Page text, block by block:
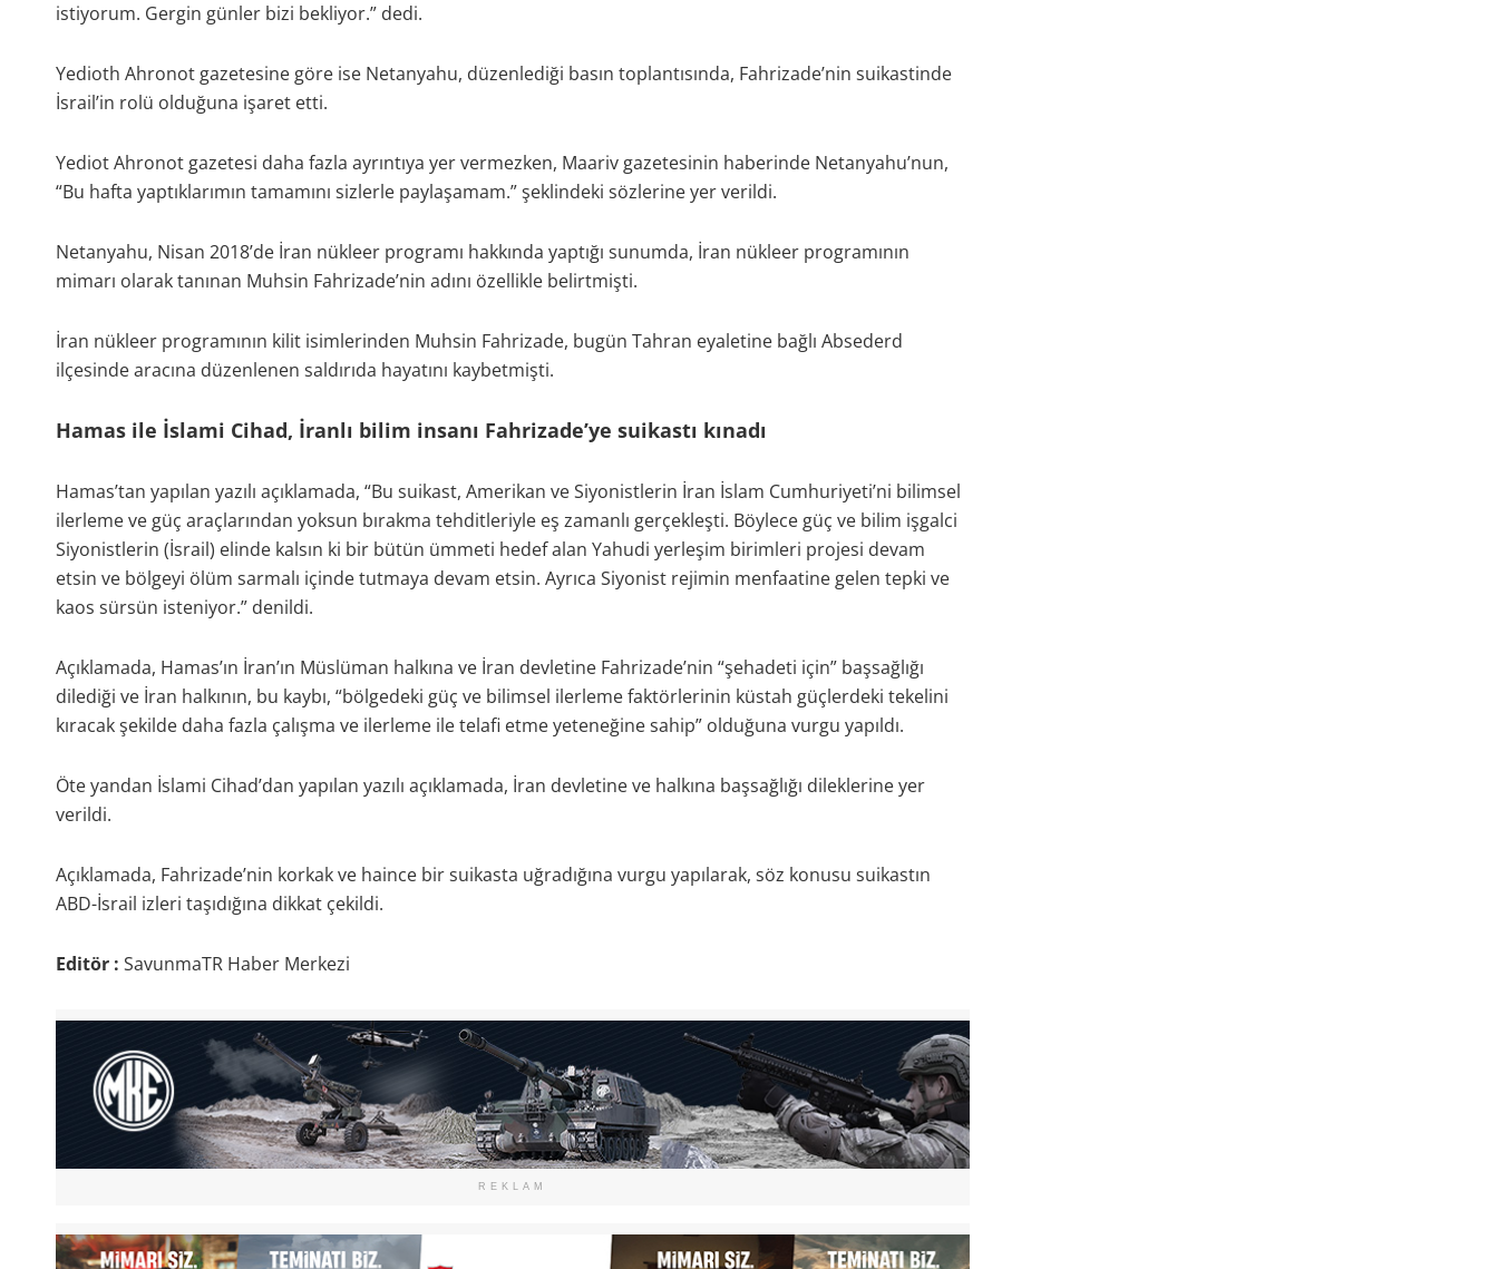
istiyorum. Gergin günler bizi bekliyor.” dedi.
Yedioth Ahronot gazetesine göre ise Netanyahu, düzenlediği basın toplantısında, Fahrizade’nin suikastinde
İsrail’in rolü olduğuna işaret etti.
Yediot Ahronot gazetesi daha fazla ayrıntıya yer vermezken, Maariv gazetesinin haberinde Netanyahu’nun,
“Bu hafta yaptıklarımın tamamını sizlerle paylaşamam.” şeklindeki sözlerine yer verildi.
Netanyahu, Nisan 2018’de İran nükleer programı hakkında yaptığı sunumda, İran nükleer programının
mimarı olarak tanınan Muhsin Fahrizade’nin adını özellikle belirtmişti.
İran nükleer programının kilit isimlerinden Muhsin Fahrizade, bugün Tahran eyaletine bağlı Absederd
ilçesinde aracına düzenlenen saldırıda hayatını kaybetmişti.
Hamas ile İslami Cihad, İranlı bilim insanı Fahrizade’ye suikastı kınadı
Hamas’tan yapılan yazılı açıklamada, “Bu suikast, Amerikan ve Siyonistlerin İran İslam Cumhuriyeti’ni bilimsel
ilerleme ve güç araçlarından yoksun bırakma tehditleriyle eş zamanlı gerçekleşti. Böylece güç ve bilim işgalci
Siyonistlerin (İsrail) elinde kalsın ki bir bütün ümmeti hedef alan Yahudi yerleşim birimleri projesi devam
etsin ve bölgeyi ölüm sarmalı içinde tutmaya devam etsin. Ayrıca Siyonist rejimin menfaatine gelen tepki ve
kaos sürsün isteniyor.” denildi.
Açıklamada, Hamas’ın İran’ın Müslüman halkına ve İran devletine Fahrizade’nin “şehadeti için” başsağlığı
dilediği ve İran halkının, bu kaybı, “bölgedeki güç ve bilimsel ilerleme faktörlerinin küstah güçlerdeki tekelini
kıracak şekilde daha fazla çalışma ve ilerleme ile telafi etme yeteneğine sahip” olduğuna vurgu yapıldı.
Öte yandan İslami Cihad’dan yapılan yazılı açıklamada, İran devletine ve halkına başsağlığı dileklerine yer
verildi.
Açıklamada, Fahrizade’nin korkak ve haince bir suikasta uğradığına vurgu yapılarak, söz konusu suikastın
ABD-İsrail izleri taşıdığına dikkat çekildi.
Editör : SavunmaTR Haber Merkezi
REKLAM